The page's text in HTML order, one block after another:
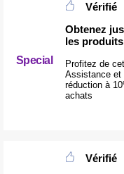
Special
Vérifié
Obtenez
les produits
Profitez de
Assistance et
réduction à
achats
Vérifié